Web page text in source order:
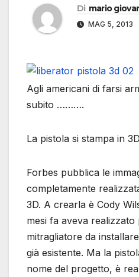
Di mario
MAG 5, 2013
Agli americani di farsi
subito ……….
La pistola si stampa in
Forbes pubblica le
completamente
3D. A crearla è Cody
mesi fa aveva realizzato
mitragliatore da
già esistente. Ma la
nome del progetto, è